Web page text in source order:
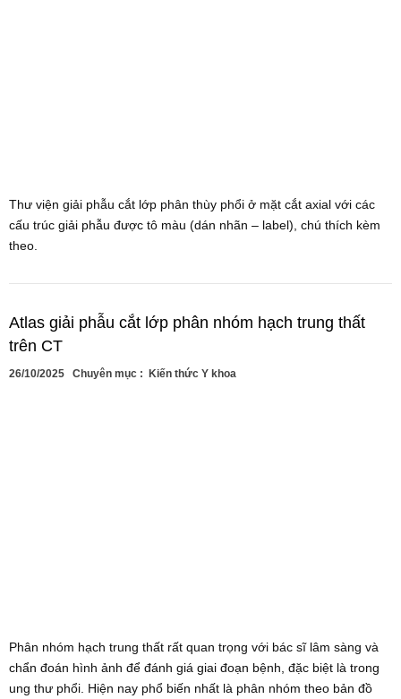
Thư viện giải phẫu cắt lớp phân thùy phổi ở mặt cắt axial với các
cấu trúc giải phẫu được tô màu (dán nhãn – label), chú thích kèm
theo.
Atlas giải phẫu cắt lớp phân nhóm hạch trung thất
trên CT
26/10/2025 Chuyên mục : Kiến thức Y khoa
Phân nhóm hạch trung thất rất quan trọng với bác sĩ lâm sàng và
chẩn đoán hình ảnh để đánh giá giai đoạn bệnh, đặc biệt là trong
ung thư phổi. Hiện nay phổ biến nhất là phân nhóm theo bản đồ